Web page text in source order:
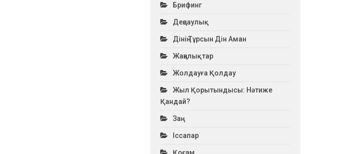
Брифинг
Деңсаулық
Дінің Тұрсын Дін Аман
Жаңалықтар
Жолдауға Қолдау
Жыл Қорытындысы: Нәтиже
Қандай?
Заң
Іссапар
Қоғам